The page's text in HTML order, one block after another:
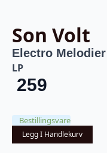
Son Volt
Electro Melodier
LP
259
Bestillingsvare
Legg I Handlekurv